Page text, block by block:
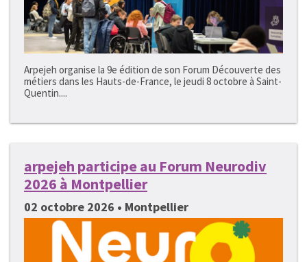
Arpejeh organise la 9e édition de son Forum Découverte des
métiers dans les Hauts-de-France, le jeudi 8 octobre à Saint-
Quentin....
arpejeh participe au Forum Neurodiv
2026 à Montpellier
02 octobre 2026 • Montpellier